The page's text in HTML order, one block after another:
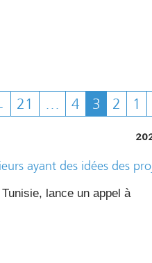
1
2
3
4
…
21
ayant des idées des
, lance un appel à